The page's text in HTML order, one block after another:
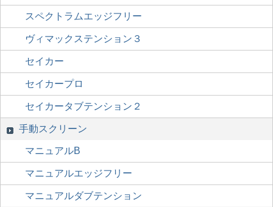
スペクトラムエッジフリー
ヴィマックステンション３
セイカー
セイカープロ
セイカータブテンション２
手動スクリーン
マニュアルB
マニュアルエッジフリー
マニュアルダブテンション